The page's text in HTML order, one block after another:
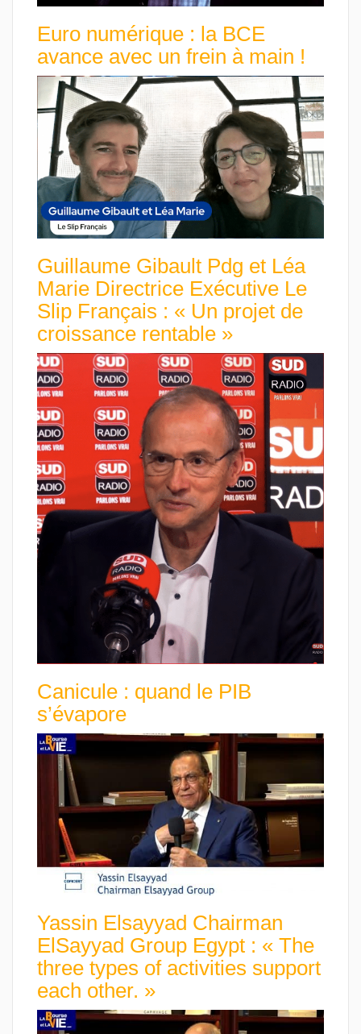
Euro numérique : la BCE
avance avec un frein à main !
Guillaume Gibault Pdg et Léa
Marie Directrice Exécutive Le
Slip Français : « Un projet de
croissance rentable »
Canicule : quand le PIB
s’évapore
Yassin Elsayyad Chairman
ElSayyad Group Egypt : « The
three types of activities support
each other. »